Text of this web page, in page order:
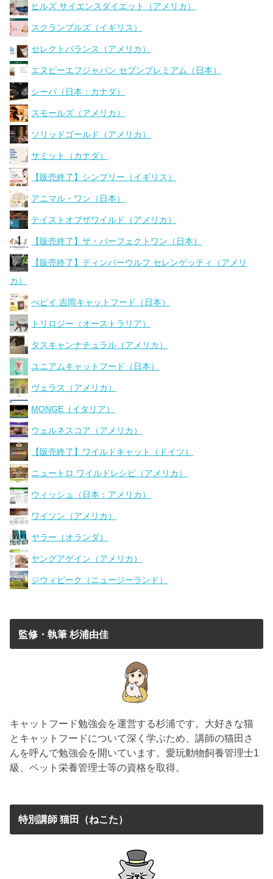
ヒルズ サイエンスダイエット（アメリカ）
スクランブルズ（イギリス）
セレクトバランス（アメリカ）
エヌピーエフジャパン セブンプレミアム（日本）
シーバ（日本：カナダ）
スモールズ（アメリカ）
ソリッドゴールド（アメリカ）
サミット（カナダ）
【販売終了】シンプリー（イギリス）
アニマル・ワン（日本）
テイストオブザワイルド（アメリカ）
【販売終了】ザ・パーフェクトワン（日本）
【販売終了】ティンバーウルフ セレンゲッティ（アメリ
カ）
ぺピイ 吉岡キャットフード（日本）
トリロジー（オーストラリア）
タスキャンナチュラル（アメリカ）
ユニアムキャットフード（日本）
ヴェラス（アメリカ）
MONGE（イタリア）
ウェルネスコア（アメリカ）
【販売終了】ワイルドキャット（ドイツ）
ニュートロ ワイルドレシピ（アメリカ）
ウィッシュ（日本：アメリカ）
ワイソン（アメリカ）
ヤラー（オランダ）
ヤングアゲイン（アメリカ）
ジウィピーク（ニュージーランド）
監修・執筆 杉浦由佳
キャットフード勉強会を運営する杉浦です。大好きな猫
とキャットフードについて深く学ぶため、講師の猫田さ
んを呼んで勉強会を開いています。愛玩動物飼養管理士1
級、ペット栄養管理士等の資格を取得。
特別講師 猫田（ねこた）